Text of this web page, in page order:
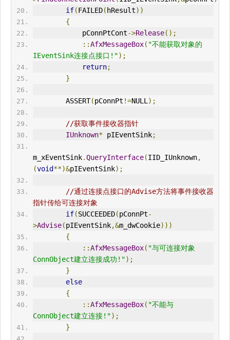
if(FAILED( hResult))
{
            pConnPtCont
->Release();
::AfxMessageBox( "不能获取对象的
IEventSink连接点接口!");
return;
}
        ASSERT
(pConnPt !=NULL );
//获取事件接收器指针
IUnknown* pIEventSink;
m_xEventSink.QueryInterface(IID_IUnknown,
(void**)&pIEventSink);
//通过连接点接口的Advise方法将事件接收器
指针传给可连接对象
if(SUCCEEDED(pConnPt-
>Advise(pIEventSink,&m_dwCookie)))
{
::AfxMessageBox( "与可连接对象
ConnObject建立连接成功!");
}
else
{
::AfxMessageBox( "不能与
ConnObject建立连接!");
}